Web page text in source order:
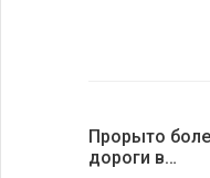
Прорыто
дороги в…